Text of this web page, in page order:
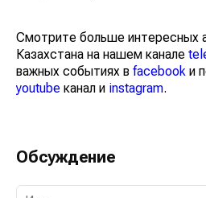
Смотрите больше интересных
Казахстана на нашем канале
важных событиях в facebook и
youtube канал и instagram.
Обсуждение